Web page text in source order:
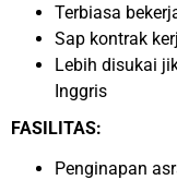
Terbiasa
Sap kontrak
Lebih disukai
Inggris
FASILITAS:
Penginapan